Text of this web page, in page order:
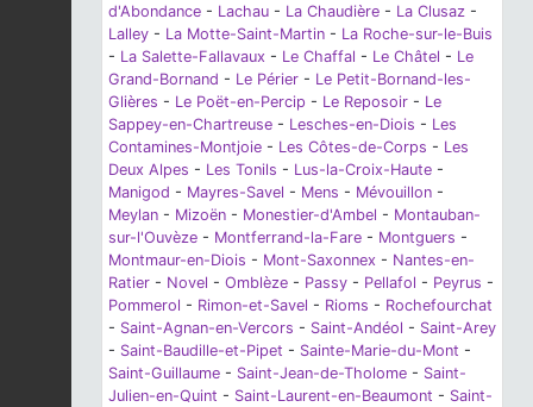
d'Abondance - Lachau - La Chaudière - La Clusaz -
Lalley - La Motte-Saint-Martin - La Roche-sur-le-Buis
- La Salette-Fallavaux - Le Chaffal - Le Châtel - Le
Grand-Bornand - Le Périer - Le Petit-Bornand-les-
Glières - Le Poët-en-Percip - Le Reposoir - Le
Sappey-en-Chartreuse - Lesches-en-Diois - Les
Contamines-Montjoie - Les Côtes-de-Corps - Les
Deux Alpes - Les Tonils - Lus-la-Croix-Haute -
Manigod - Mayres-Savel - Mens - Mévouillon -
Meylan - Mizoën - Monestier-d'Ambel - Montauban-
sur-l'Ouvèze - Montferrand-la-Fare - Montguers -
Montmaur-en-Diois - Mont-Saxonnex - Nantes-en-
Ratier - Novel - Omblèze - Passy - Pellafol - Peyrus -
Pommerol - Rimon-et-Savel - Rioms - Rochefourchat
- Saint-Agnan-en-Vercors - Saint-Andéol - Saint-Arey
- Saint-Baudille-et-Pipet - Sainte-Marie-du-Mont -
Saint-Guillaume - Saint-Jean-de-Tholome - Saint-
Julien-en-Quint - Saint-Laurent-en-Beaumont - Saint-